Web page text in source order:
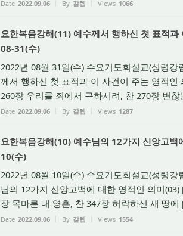
Date 2022.09.06 By 갈렙 Views 1066
요한복음강해(11) 예수께서 행하신 첫 표적
08-31(수)
2022년 08월 31일(수) 수요기도회설교(성령
께서 행하신 첫 표적과 이 사건이 주는 영적
260장 우리를 죄에서 구하시려, 찬 270장 변
Date 2022.09.06 By 갈렙 Views 1287
요한복음강해(10) 예수님의 12가지 신앙고
10(수)
2022년 08월 10일(수) 수요기도회설교(성령
님의 12가지 신앙고백에 대한 영적인 의미
장 목마른 내 영혼, 찬 347장 허락하신 새 땅에
Date 2022.09.06 By 갈렙 Views 1554